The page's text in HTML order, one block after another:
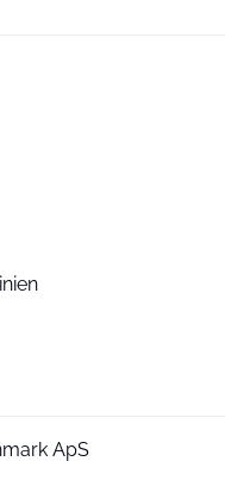
ApS